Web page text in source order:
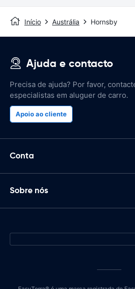
Início Austrália Hornsby
Ajuda e contacto
Precisa de ajuda? Por favor,
especialistas em aluguer de carro.
Apoio ao cliente
Conta
Sobre nós